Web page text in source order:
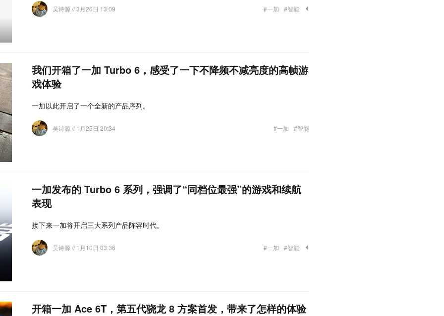
吴诗源 // 3月26日 13:09 #一加 #智能
我们开箱了一加 Turbo 6，感受了一下不降频不减亮度的高帧游
戏体验
一加以此开启了一个全新的产品序列。
吴诗源 // 1月25日 20:34 #一加 #智能
一加发布的 Turbo 6 系列，强调了“同档位最强”的游戏和续航
表现
接下来一加将开启三大系列产品阵容时代。
吴诗源 // 1月10日 03:36 #一加 #智能
开箱一加 Ace 6T，第五代骁龙 8 方案首发，带来了怎样的体验